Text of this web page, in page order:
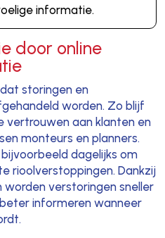
informatie.
door online
storingen en
worden. Zo blijf
vertrouwen aan klanten en
monteurs en planners.
dagelijks om
rioolverstoppingen. Dankzij
verstoringen sneller
informeren wanneer